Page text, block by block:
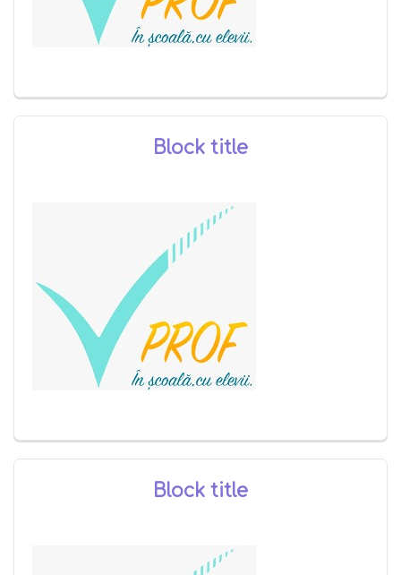
Block title
Block title